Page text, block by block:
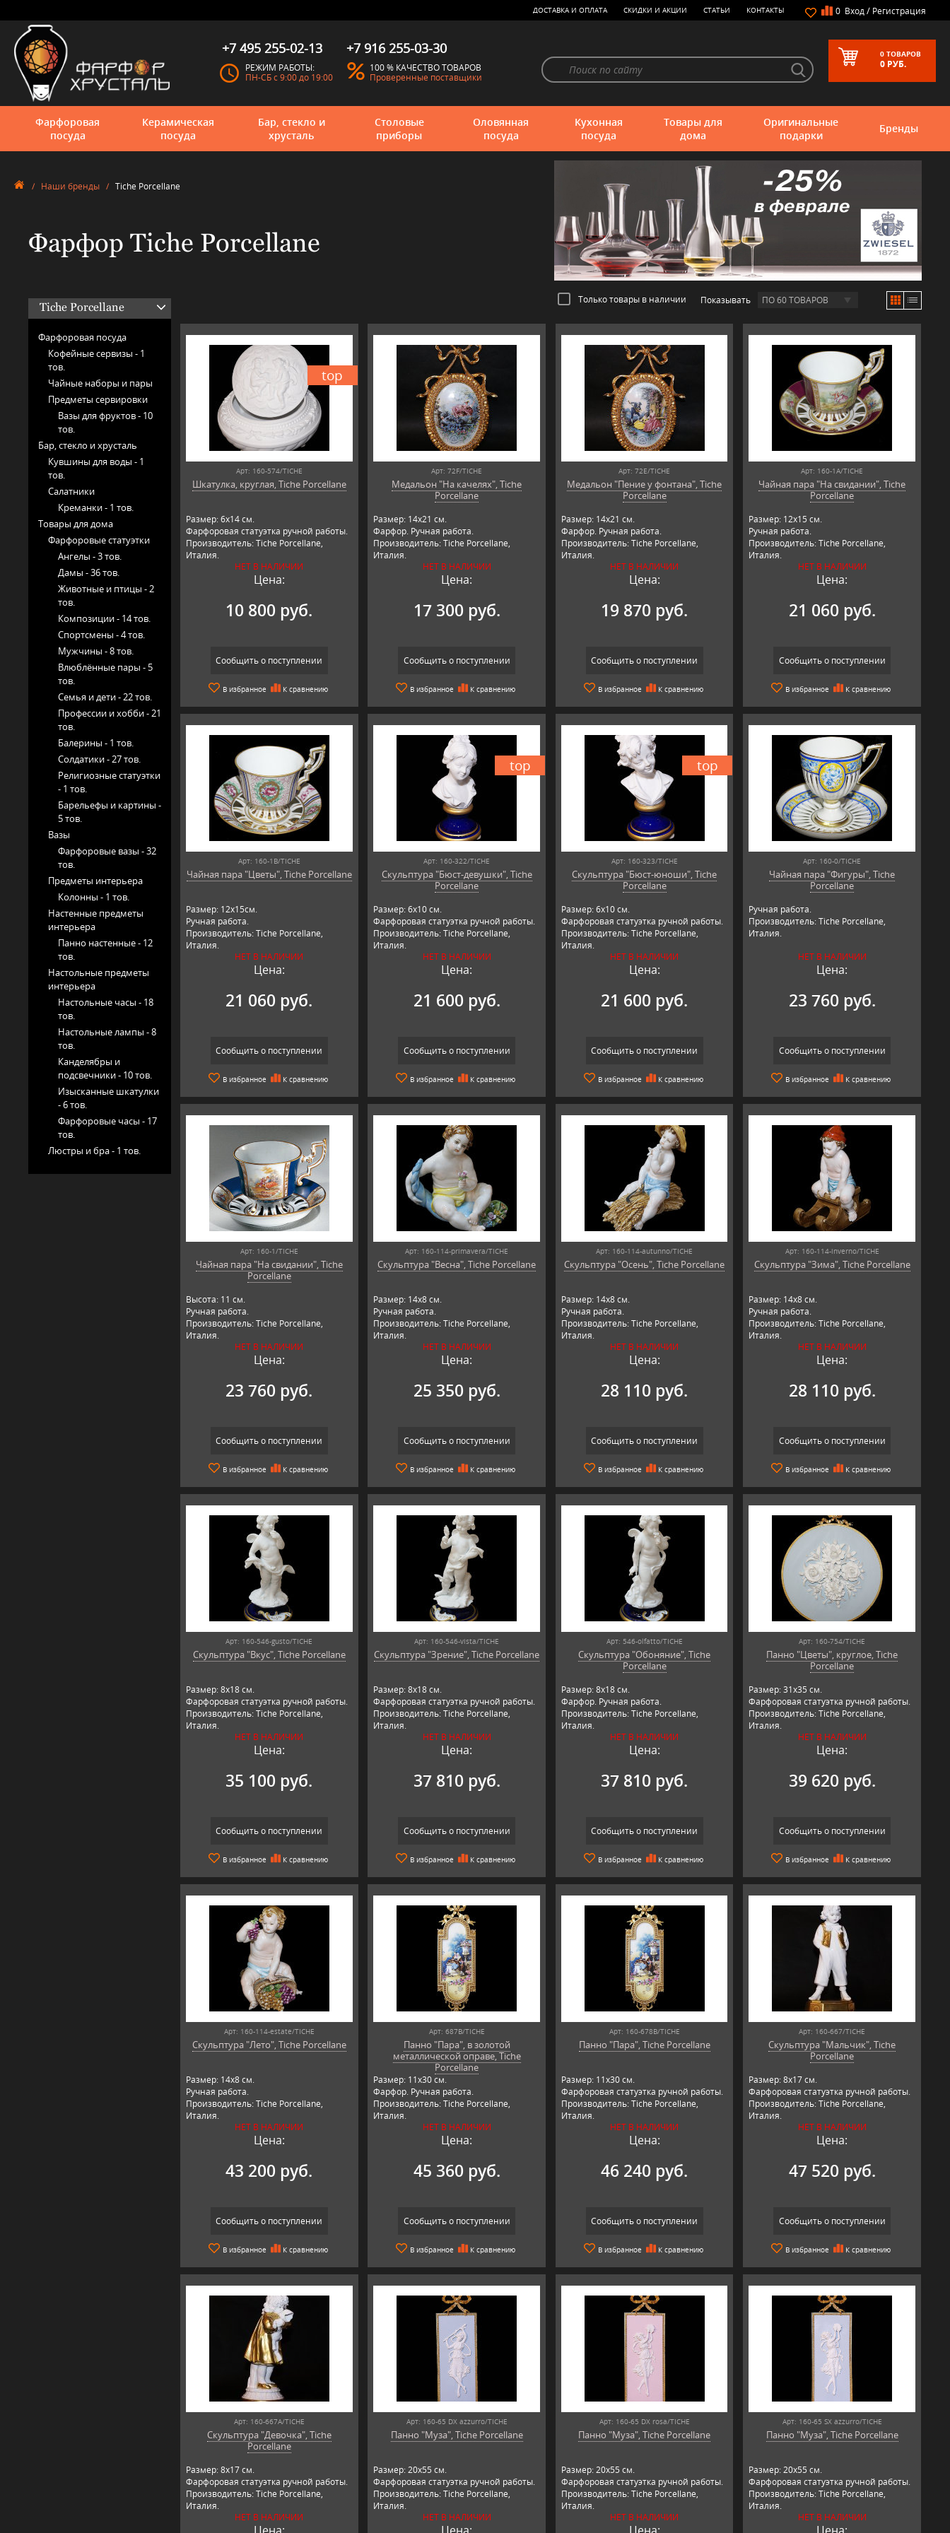
0 Вход/ Регистрация
ДОСТАВКА И ОПЛАТА СКИДКИ И АКЦИИ СТАТЬИ КОНТАКТЫ
+7 495 255-02-13
РЕЖИМ РАБОТЫ:
ПН-СБ с 9:00 до 19:00
+7 916 255-03-30
100 % КАЧЕСТВО ТОВАРОВ
Проверенные поставщики
0 ТОВАРОВ
0 РУБ.
Фарфоровая
посуда
Керамическая
посуда
Бар, стекло и
хрусталь
Столовые
приборы
Оловянная
посуда
Кухонная
посуда
Товары для
дома
Оригинальные
подарки
Бренды
/ Наши бренды / Tiche Porcellane
Фарфор Tiche Porcellane
Tiche Porcellane
Фарфоровая посуда
Кофейные сервизы - 1
тов.
Чайные наборы и пары
Предметы сервировки
Вазы для фруктов - 10
тов.
Бар, стекло и хрусталь
Кувшины для воды - 1
тов.
Салатники
Креманки - 1 тов.
Товары для дома
Фарфоровые статуэтки
Ангелы -3 тов.
Дамы -36 тов.
Животные и птицы -2
тов.
Композиции - 14 тов.
Спортсмены -4 тов.
Мужчины -8 тов.
Влюблённые пары - 5
тов.
Семья и дети -22 тов.
Профессии и хобби -21
тов.
Балерины - 1 тов.
Солдатики -27 тов.
Религиозные статуэтки
- 1 тов.
Барельефы и картины -
5 тов.
Вазы
Фарфоровые вазы -32
тов.
Предметы интерьера
Колонны - 1 тов.
Настенные предметы
интерьера
Панно настенные - 12
тов.
Настольные предметы
интерьера
Настольные часы - 18
тов.
Настольные лампы -8
тов.
Канделябры и
подсвечники - 10 тов.
Изысканные шкатулки
-6 тов.
Фарфоровые часы - 17
тов.
Люстры и бра - 1 тов.
Только товары в наличии Показывать ПО 60 ТОВАРОВ
top
Арт: 160-574/TICHE
Шкатулка, круглая, Tiche Porcellane
Размер: 6х14 см.
Фарфоровая статуэтка ручной работы.
Производитель: Tiche Porcellane,
Италия.
НЕТ В НАЛИЧИИ
Цена:
10 800 руб.
Сообщить о поступлении
В избранное К сравнению
Арт: 72F/TICHE
Медальон "На качелях", Tiche
Porcellane
Размер: 14х21 см.
Фарфор. Ручная работа.
Производитель: Tiche Porcellane,
Италия.
НЕТ В НАЛИЧИИ
Цена:
17 300 руб.
Сообщить о поступлении
В избранное К сравнению
Арт: 72E/TICHE
Медальон "Пение у фонтана", Tiche
Porcellane
Размер: 14х21 см.
Фарфор. Ручная работа.
Производитель: Tiche Porcellane,
Италия.
НЕТ В НАЛИЧИИ
Цена:
19 870 руб.
Сообщить о поступлении
В избранное К сравнению
Арт: 160-1A/TICHE
Чайная пара "На свидании", Tiche
Porcellane
Размер: 12х15 см.
Ручная работа.
Производитель: Tiche Porcellane,
Италия.
НЕТ В НАЛИЧИИ
Цена:
21 060 руб.
Сообщить о поступлении
В избранное К сравнению
Арт: 160-1B/TICHE
Чайная пара "Цветы", Tiche Porcellane
Размер: 12х15см.
Ручная работа.
Производитель: Tiche Porcellane,
Италия.
НЕТ В НАЛИЧИИ
Цена:
21 060 руб.
Сообщить о поступлении
В избранное К сравнению
top
Арт: 160-322/TICHE
Скульптура "Бюст-девушки", Tiche
Porcellane
Размер: 6х10 см.
Фарфоровая статуэтка ручной работы.
Производитель: Tiche Porcellane,
Италия.
НЕТ В НАЛИЧИИ
Цена:
21 600 руб.
Сообщить о поступлении
В избранное К сравнению
top
Арт: 160-323/TICHE
Скульптура "Бюст-юноши", Tiche
Porcellane
Размер: 6х10 см.
Фарфоровая статуэтка ручной работы.
Производитель: Tiche Porcellane,
Италия.
НЕТ В НАЛИЧИИ
Цена:
21 600 руб.
Сообщить о поступлении
В избранное К сравнению
Арт: 160-0/TICHE
Чайная пара "Фигуры", Tiche
Porcellane
Ручная работа.
Производитель: Tiche Porcellane,
Италия.
НЕТ В НАЛИЧИИ
Цена:
23 760 руб.
Сообщить о поступлении
В избранное К сравнению
Арт: 160-1/TICHE
Чайная пара "На свидании", Tiche
Porcellane
Высота: 11 см.
Ручная работа.
Производитель: Tiche Porcellane,
Италия.
НЕТ В НАЛИЧИИ
Цена:
23 760 руб.
Сообщить о поступлении
В избранное К сравнению
Арт: 160-114-primavera/TICHE
Скульптура "Весна", Tiche Porcellane
Размер: 14х8 см.
Ручная работа.
Производитель: Tiche Porcellane,
Италия.
НЕТ В НАЛИЧИИ
Цена:
25 350 руб.
Сообщить о поступлении
В избранное К сравнению
Арт: 160-114-autunno/TICHE
Скульптура "Осень", Tiche Porcellane
Размер: 14х8 см.
Ручная работа.
Производитель: Tiche Porcellane,
Италия.
НЕТ В НАЛИЧИИ
Цена:
28 110 руб.
Сообщить о поступлении
В избранное К сравнению
Арт: 160-114-inverno/TICHE
Скульптура "Зима", Tiche Porcellane
Размер: 14х8 см.
Ручная работа.
Производитель: Tiche Porcellane,
Италия.
НЕТ В НАЛИЧИИ
Цена:
28 110 руб.
Сообщить о поступлении
В избранное К сравнению
Арт: 160-546-gusto/TICHE
Скульптура "Вкус", Tiche Porcellane
Размер: 8х18 см.
Фарфоровая статуэтка ручной работы.
Производитель: Tiche Porcellane,
Италия.
НЕТ В НАЛИЧИИ
Цена:
35 100 руб.
Сообщить о поступлении
В избранное К сравнению
Арт: 160-546-vista/TICHE
Скульптура "Зрение", Tiche Porcellane
Размер: 8х18 см.
Фарфоровая статуэтка ручной работы.
Производитель: Tiche Porcellane,
Италия.
НЕТ В НАЛИЧИИ
Цена:
37 810 руб.
Сообщить о поступлении
В избранное К сравнению
Арт: 546-olfatto/TICHE
Скульптура "Обоняние", Tiche
Porcellane
Размер: 8х18 см.
Фарфор. Ручная работа.
Производитель: Tiche Porcellane,
Италия.
НЕТ В НАЛИЧИИ
Цена:
37 810 руб.
Сообщить о поступлении
В избранное К сравнению
Арт: 160-754/TICHE
Панно "Цветы", круглое, Tiche
Porcellane
Размер: 31х35 см.
Фарфоровая статуэтка ручной работы.
Производитель: Tiche Porcellane,
Италия.
НЕТ В НАЛИЧИИ
Цена:
39 620 руб.
Сообщить о поступлении
В избранное К сравнению
Арт: 160-114-estate/TICHE
Скульптура "Лето", Tiche Porcellane
Размер: 14х8 см.
Ручная работа.
Производитель: Tiche Porcellane,
Италия.
НЕТ В НАЛИЧИИ
Цена:
43 200 руб.
Сообщить о поступлении
В избранное К сравнению
Арт: 687B/TICHE
Панно "Пара", в золотой
металлической оправе, Tiche
Porcellane
Размер: 11х30 см.
Фарфор. Ручная работа.
Производитель: Tiche Porcellane,
Италия.
НЕТ В НАЛИЧИИ
Цена:
45 360 руб.
Сообщить о поступлении
В избранное К сравнению
Арт: 160-678B/TICHE
Панно "Пара", Tiche Porcellane
Размер: 11х30 см.
Фарфоровая статуэтка ручной работы.
Производитель: Tiche Porcellane,
Италия.
НЕТ В НАЛИЧИИ
Цена:
46 240 руб.
Сообщить о поступлении
В избранное К сравнению
Арт: 160-667/TICHE
Скульптура "Мальчик", Tiche
Porcellane
Размер: 8х17 см.
Фарфоровая статуэтка ручной работы.
Производитель: Tiche Porcellane,
Италия.
НЕТ В НАЛИЧИИ
Цена:
47 520 руб.
Сообщить о поступлении
В избранное К сравнению
Арт: 160-667A/TICHE
Скульптура "Девочка", Tiche
Porcellane
Размер: 8х17 см.
Фарфоровая статуэтка ручной работы.
Производитель: Tiche Porcellane,
Италия.
НЕТ В НАЛИЧИИ
Арт: 160-65 DX azzurro/TICHE
Панно "Муза", Tiche Porcellane
Размер: 20х55 см.
Фарфоровая статуэтка ручной работы.
Производитель: Tiche Porcellane,
Италия.
НЕТ В НАЛИЧИИ
Арт: 160-65 DX rosa/TICHE
Панно "Муза", Tiche Porcellane
Размер: 20х55 см.
Фарфоровая статуэтка ручной работы.
Производитель: Tiche Porcellane,
Италия.
НЕТ В НАЛИЧИИ
Арт: 160-65 SX azzurro/TICHE
Панно "Муза", Tiche Porcellane
Размер: 20х55 см.
Фарфоровая статуэтка ручной работы.
Производитель: Tiche Porcellane,
Италия.
НЕТ В НАЛИЧИИ